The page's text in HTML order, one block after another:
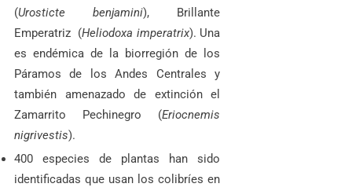
(Urosticte benjamini), Brillante
Emperatriz (Heliodoxa imperatrix). Una
es endémica de la biorregión de los
Páramos de los Andes Centrales y
también amenazado de extinción el
Zamarrito Pechinegro (Eriocnemis
nigrivestis).
400 especies de plantas han sido
identificadas que usan los colibríes en